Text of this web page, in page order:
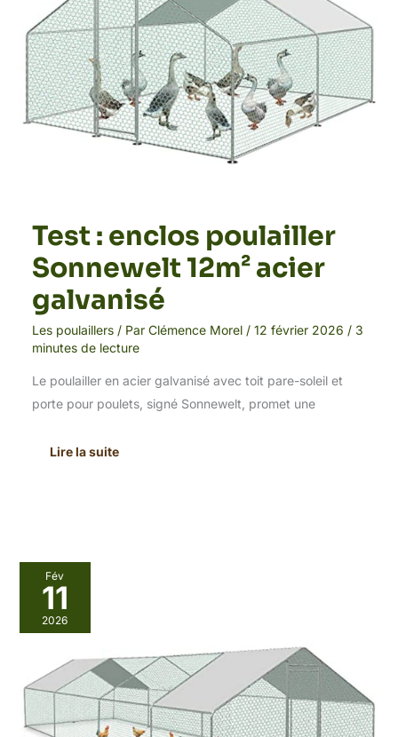
Test : enclos poulailler
Sonnewelt 12m² acier
galvanisé
Les poulaillers/ Par Clémence Morel / 12 février 2026 / 3
minutes de lecture
Le poulailler en acier galvanisé avec toit pare-soleil et
porte pour poulets, signé Sonnewelt, promet une
Lire la suite
Fév
11
2026
Test
du
Joparri
3x8x2m
enclos
extérieur
sécurisé
pour